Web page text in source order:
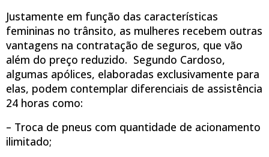
Justamente em função das características
femininas no trânsito, as mulheres recebem outras
vantagens na contratação de seguros, que vão
além do preço reduzido. Segundo Cardoso,
algumas apólices, elaboradas exclusivamente para
elas, podem contemplar diferenciais de assistência
24 horas como:
– Troca de pneus com quantidade de acionamento
ilimitado;